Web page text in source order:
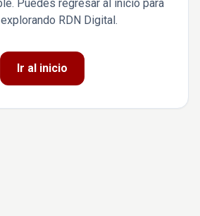
Puedes regresar al inicio para
RDN Digital.
Ir al inicio